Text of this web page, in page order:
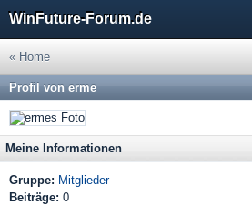
WinFuture-Forum.de
« Home
Profil von erme
Meine Informationen
Gruppe: Mitglieder
Beiträge: 0